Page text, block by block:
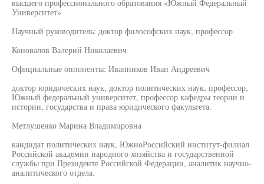
высшего профессионального образования «Южный Федеральный
Университет»
Научный руководитель: доктор философских наук, профессор
Коновалов Валерий Николаевич
Официальные оппоненты: Иванников Иван Андреевич
доктор юридических наук, доктор политических наук, профессор,
Южный федеральный университет, профессор кафедры теории и
истории, государства и права юридического факультета.
Метлушенко Марина Владимировна
кандидат политических наук, ЮжноРоссийский институт-филиал
Российской академии народного хозяйства и государственной
службы при Президенте Российской Федерации, аналитик научно-
аналитического отдела.